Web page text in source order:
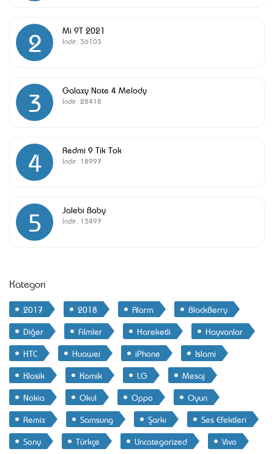
2 Mi 9T 2021
İndir: 36103
3 Galaxy Note 4 Melody
İndir: 28418
4 Redmi 9 Tik Tok
İndir: 18997
5 Jalebi Baby
İndir: 13497
Kategori
2017 2018 Alarm
BlackBerry
Diğer
Filmler Hareketli
Hayvanlar
HTC
Huawei iPhone
Islami
Klasik
Komik LG
Mesaj
Nokia
Okul Oppo
Oyun
Remix
Samsung Şarkı
Ses Efektleri
Sony
Türkçe Uncategorized Vivo